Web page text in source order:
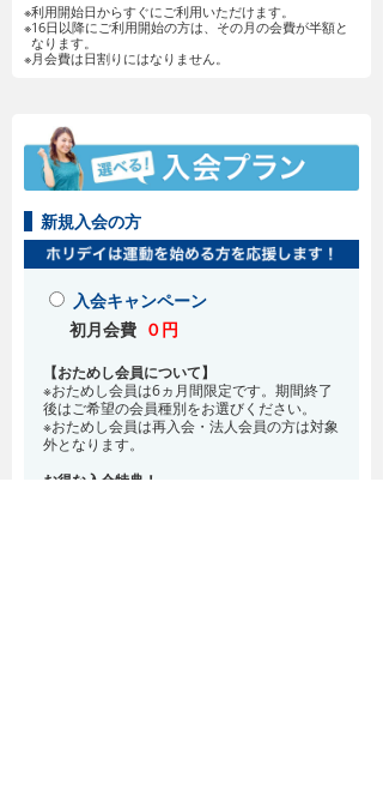
※利用開始日からすぐにご利用いただけます。
※16日以降にご利用開始の方は、その月の会費が半額と
なります。
※月会費は日割りにはなりません。
新規入会の方
入会キャンペーン
初月会費 ０円
【おためし会員について】
※おためし会員は6ヵ月間限定です。期間終了
後はご希望の会員種別をお選びください。
※おためし会員は再入会・法人会員の方は対象
外となります。
お得な入会特典！